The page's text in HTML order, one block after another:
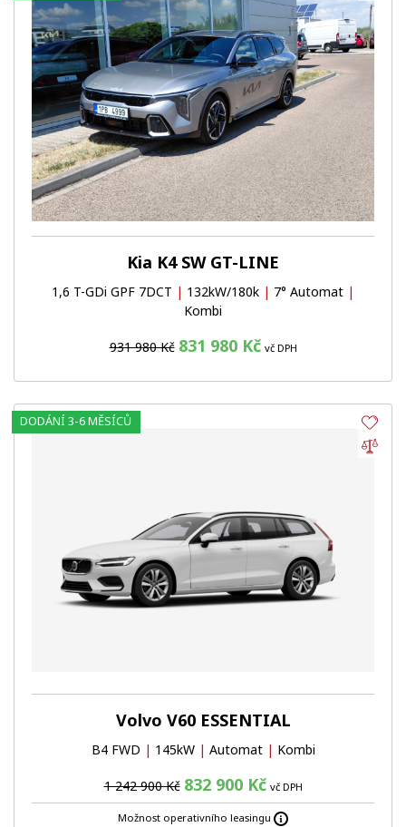
Kia K4 SW GT-LINE
1,6 T-GDi GPF 7DCT | 132kW/180k | 7° Automat |
Kombi
931 980 Kč 831 980 Kč vč DPH
Volvo V60 ESSENTIAL
B4 FWD | 145kW | Automat | Kombi
1 242 900 Kč 832 900 Kč vč DPH
Možnost operativního leasingu
DODÁNÍ 3-6 MĚSÍCŮ